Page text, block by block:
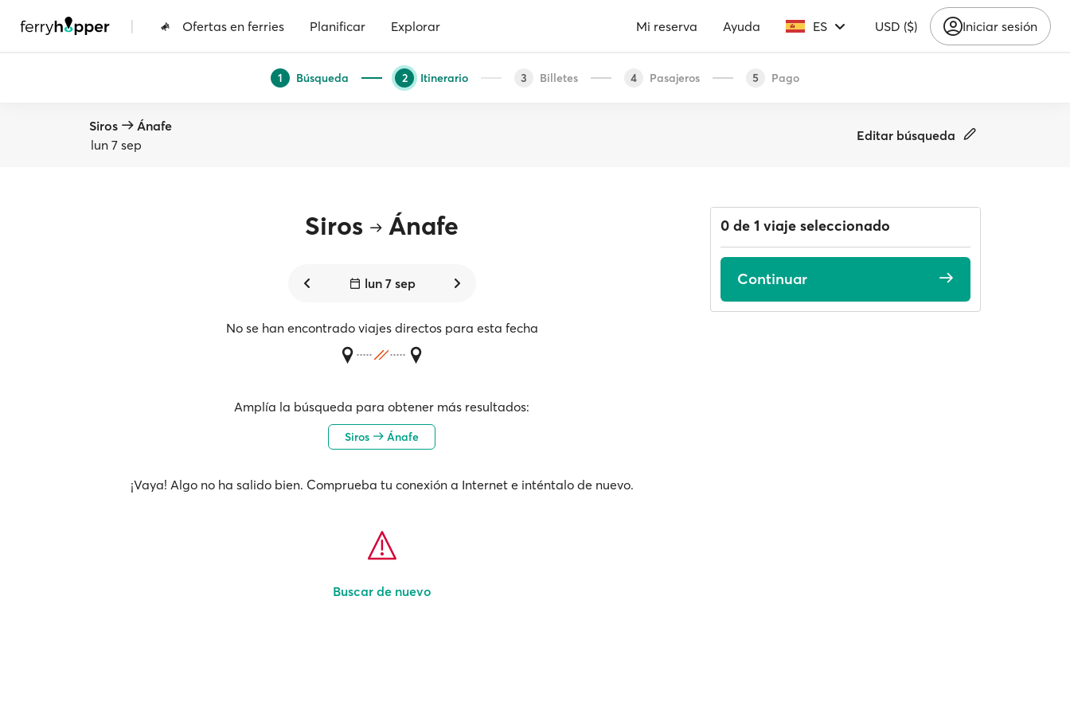
| Ofertas en ferries Planificar Explorar Mi reserva Ayuda ES USD ($) Iniciar sesión
1 Búsqueda 2 Itinerario 3 Billetes 4 Pasajeros 5 Pago
Siros
Ánafe
lun 7 sep
Editar búsqueda
Siros Ánafe
lun 7 sep
No se han encontrado viajes directos para esta fecha
Amplía la búsqueda para obtener más resultados:
Siros Ánafe
¡Vaya! Algo no ha salido bien. Comprueba tu conexión a Internet e inténtalo de nuevo.
Buscar de nuevo
0 de 1 viaje seleccionado
Continuar